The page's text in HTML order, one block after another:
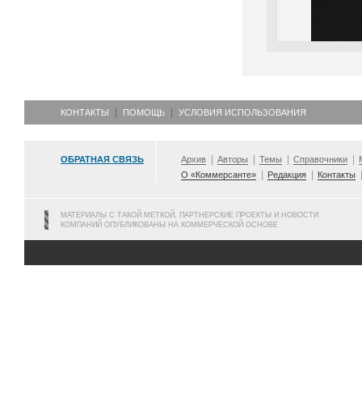
КОНТАКТЫ ПОМОЩЬ УСЛОВИЯ ИСПОЛЬЗОВАНИЯ
ОБРАТНАЯ СВЯЗЬ Архив Авторы Темы Справочники
О «Коммерсанте»
Редакция Контакты
МАТЕРИАЛЫ С ТАКОЙ МЕТКОЙ, ПАРТНЕРСКИЕ ПРОЕКТЫ И НОВОСТИ
КОМПАНИЙ ОПУБЛИКОВАНЫ НА КОММЕРЧЕСКОЙ ОСНОВЕ